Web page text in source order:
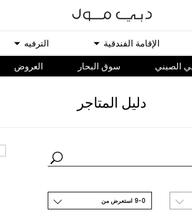
اﻹﻗﺎﻣﺔ اﻟﻔﻨﺪﻗﻴﺔ اﻟﺘﺮﻓﻴﻪ
الصيني سوق البحار اﻟﻌﺮﻭﺽ
ﺩﻟﻴﻞ اﻟﻤﺘﺎﺟﺮ
9-0 اﺳﺘﻌﺮﺽ ﻣﻦ